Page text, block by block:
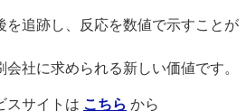
を追跡し、反応を数値で示すことが
社に求められる新しい価値です。
スサイトは こちら から